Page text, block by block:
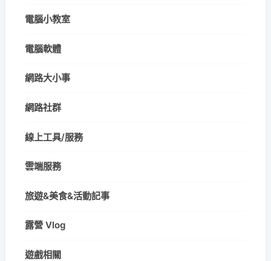
電腦小教室
電腦軟體
網路大小事
網路社群
線上工具/服務
雲端服務
旅遊&美食&活動記事
露營 Vlog
遊戲相關